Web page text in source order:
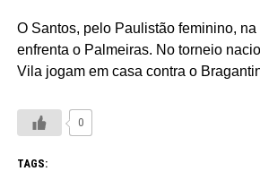
O Santos, pelo Paulistão feminino, na
enfrenta o Palmeiras. No torneio
Vila jogam em casa contra o
0
TAGS: